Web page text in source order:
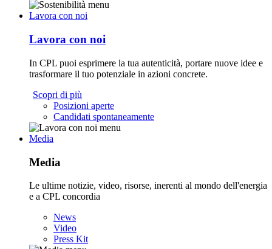
Lavora con noi
Lavora con noi
In CPL puoi esprimere la tua autenticità, portare nuove idee e
trasformare il tuo potenziale in azioni concrete.
Scopri di più
Posizioni aperte
Candidati spontaneamente
Media
Media
Le ultime notizie, video, risorse, inerenti al mondo dell'energia
e a CPL concordia
News
Video
Press Kit